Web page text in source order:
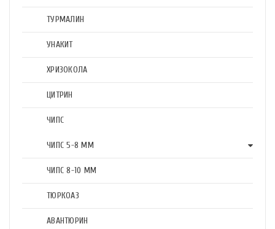
ТУРМАЛИН
УНАКИТ
ХРИЗОКОЛА
ЦИТРИН
ЧИПС
ЧИПС 5-8 ММ
ЧИПС 8-10 ММ
ТЮРКОАЗ
АВАНТЮРИН